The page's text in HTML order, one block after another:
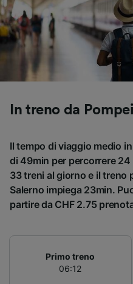
In treno da
Il tempo di viaggio medio
di 49min per percorrere
33 treni al giorno e il treno
Salerno impiega 23min.
partire da CHF 2.75
Primo treno
06:12
Utilizzare dati di
Scansione attiva
dispositivo ai fini
Archiviare
accedervi. Pubblicità
personalizzati,
dei contenuti e degli
Elenco dei partner